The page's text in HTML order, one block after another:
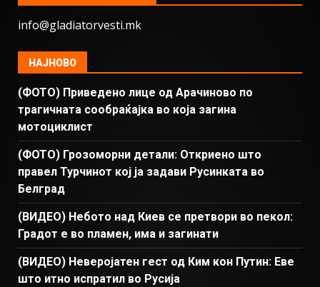
info@gladiatorvesti.mk
НАЈНОВО
(ФОТО) Приведено лице од Арачиново по
трагичната сообраќајка во која загина
мотоциклист
(ФОТО) Грозоморни детали: Откриено што
правел Турчинот кој ја задави Русинката во
Белград
(ВИДЕО) Небото над Киев се претвори во пекол:
Градот е во пламен, има и загинати
(ВИДЕО) Неверојатен гест од Ким кон Путин: Еве
што итно испратил во Русија